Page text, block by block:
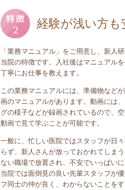
経験が浅い方も
「業務マニュアル」をご用意し、新人
当院の特徴です。入社後はマニュアル
丁寧にお仕事を教えます。
この業務マニュアルには、準備物など
画のマニュアルがあります。動画には
グの様子などが録画されているので、
動画で見て学ぶことが可能です。
一般に、忙しい医院ではスタッフが日
らず、新人さんが放っておかれてしま
ない職場で放置され、不安でいっぱい
当院では面倒見の良い先輩スタッフが
フ同士の仲が良く、わからないことを